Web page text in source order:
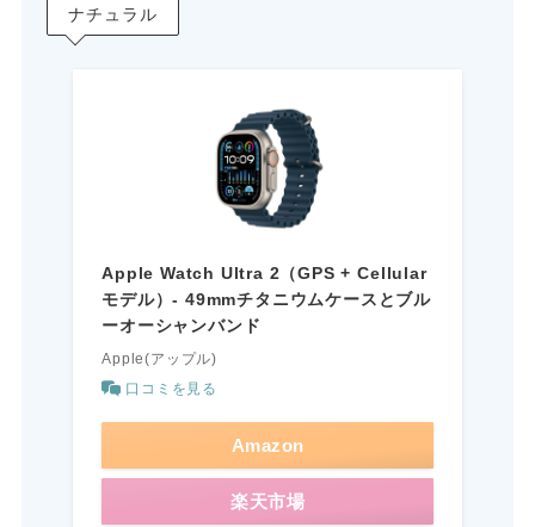
ナチュラル
Apple Watch Ultra 2（GPS + Cellular
モデル）- 49mmチタニウムケースとブル
ーオーシャンバンド
Apple(アップル)
口コミを見る
Amazon
楽天市場